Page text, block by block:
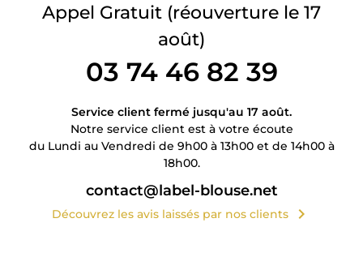
Appel Gratuit (réouverture le 17
août)
03 74 46 82 39
Service client fermé jusqu'au 17 août.
Notre service client est à votre écoute
du Lundi au Vendredi de 9h00 à 13h00 et de 14h00 à
18h00.
contact@label-blouse.net
Découvrez les avis laissés par nos clients chevron_right